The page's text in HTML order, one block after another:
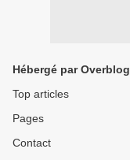
Hébergé par Overblog
Top articles
Pages
Contact